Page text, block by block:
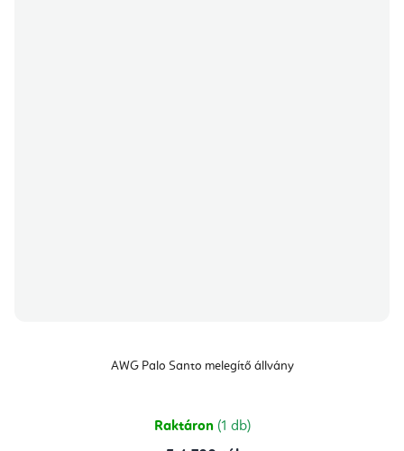
AWG Palo Santo melegítő állvány
Raktáron (1 db)